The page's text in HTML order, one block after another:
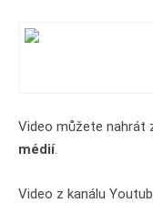
Video můžete nahrát
médií.
Video z kanálu